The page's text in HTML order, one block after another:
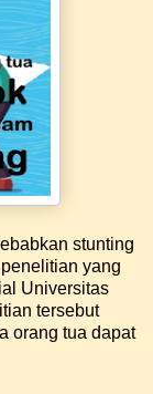
stunting
yang
Universitas
tersebut
orang tua dapat